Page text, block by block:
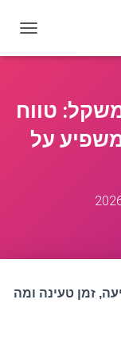
O
E
טווח
על
זמן טעינה ומה